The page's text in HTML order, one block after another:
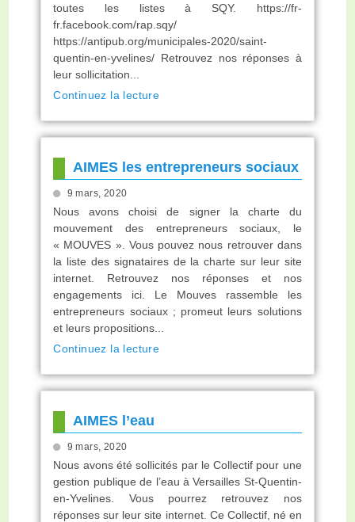
toutes les listes à SQY. https://fr-
fr.facebook.com/rap.sqy/
https://antipub.org/municipales-2020/saint-
quentin-en-yvelines/ Retrouvez nos réponses à
leur sollicitation...
Continuez la lecture
AIMES les entrepreneurs sociaux
9 mars, 2020
Nous avons choisi de signer la charte du
mouvement des entrepreneurs sociaux, le
« MOUVES ». Vous pouvez nous retrouver dans
la liste des signataires de la charte sur leur site
internet. Retrouvez nos réponses et nos
engagements ici. Le Mouves rassemble les
entrepreneurs sociaux ; promeut leurs solutions
et leurs propositions...
Continuez la lecture
AIMES l’eau
9 mars, 2020
Nous avons été sollicités par le Collectif pour une
gestion publique de l’eau à Versailles St-Quentin-
en-Yvelines. Vous pourrez retrouvez nos
réponses sur leur site internet. Ce Collectif, né en